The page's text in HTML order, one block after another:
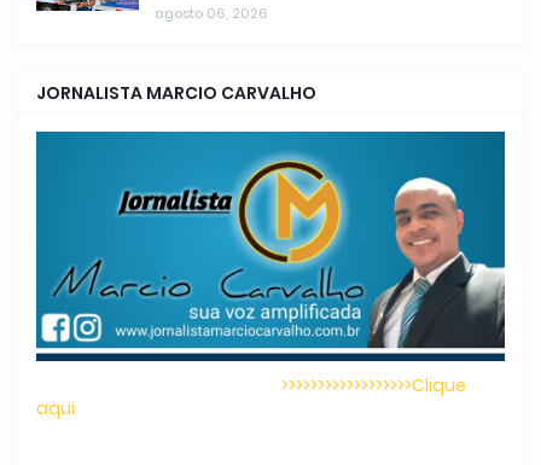
agosto 06, 2026
JORNALISTA MARCIO CARVALHO
>>>>>>>>>>>>>>>>>>Clique
aqui